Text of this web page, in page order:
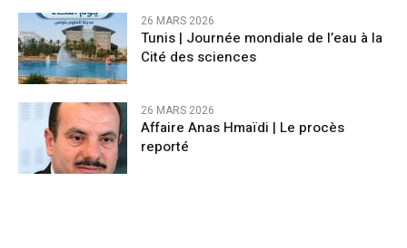
26 MARS 2026
Tunis | Journée mondiale de l’eau à la
Cité des sciences
26 MARS 2026
Affaire Anas Hmaïdi | Le procès
reporté